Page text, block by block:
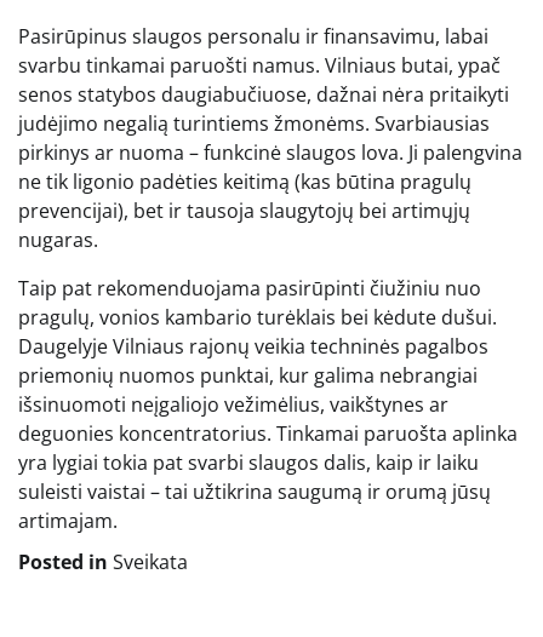
Pasirūpinus slaugos personalu ir finansavimu, labai
svarbu tinkamai paruošti namus. Vilniaus butai, ypač
senos statybos daugiabučiuose, dažnai nėra pritaikyti
judėjimo negalią turintiems žmonėms. Svarbiausias
pirkinys ar nuoma – funkcinė slaugos lova. Ji palengvina
ne tik ligonio padėties keitimą (kas būtina pragulų
prevencijai), bet ir tausoja slaugytojų bei artimųjų
nugaras.
Taip pat rekomenduojama pasirūpinti čiužiniu nuo
pragulų, vonios kambario turėklais bei kėdute dušui.
Daugelyje Vilniaus rajonų veikia techninės pagalbos
priemonių nuomos punktai, kur galima nebrangiai
išsinuomoti neįgaliojo vežimėlius, vaikštynes ar
deguonies koncentratorius. Tinkamai paruošta aplinka
yra lygiai tokia pat svarbi slaugos dalis, kaip ir laiku
suleisti vaistai – tai užtikrina saugumą ir orumą jūsų
artimajam.
Posted in Sveikata